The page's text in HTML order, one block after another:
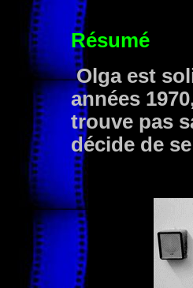
Résumé
Olga est
années
trouve pas
décide de